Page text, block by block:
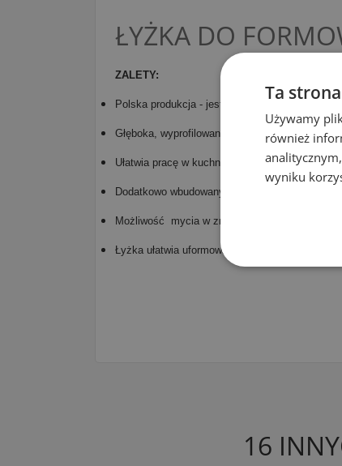
ŁYŻKA DO
ZALETY:
Polska produkcja - jesteśmy producentem,
Głęboka, wyprofilowana powierzchnia
Ułatwia pracę w kuchni,
Dodatkowo wbudowany otwór daje możliwość
Możliwość mycia w zmywarce,
Łyżka ułatwia uformowanie idealnych gałek w
16
Ta
Używamy
również
wyniku